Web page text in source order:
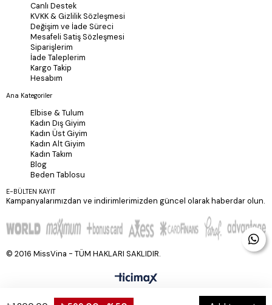
Canlı Destek
KVKK & Gizlilik Sözleşmesi
Değişim ve İade Süreci
Mesafeli Satiş Sözleşmesi
Siparişlerim
İade Taleplerim
Kargo Takip
Hesabım
Ana Kategoriler
Elbise & Tulum
Kadın Dış Giyim
Kadın Üst Giyim
Kadın Alt Giyim
Kadın Takım
Blog
Beden Tablosu
E-BÜLTEN KAYIT
Kampanyalarımızdan ve indirimlerimizden güncel olarak haberdar olun.
© 2016 MissVina - TÜM HAKLARI SAKLIDIR.